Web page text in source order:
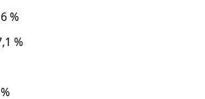
%
%